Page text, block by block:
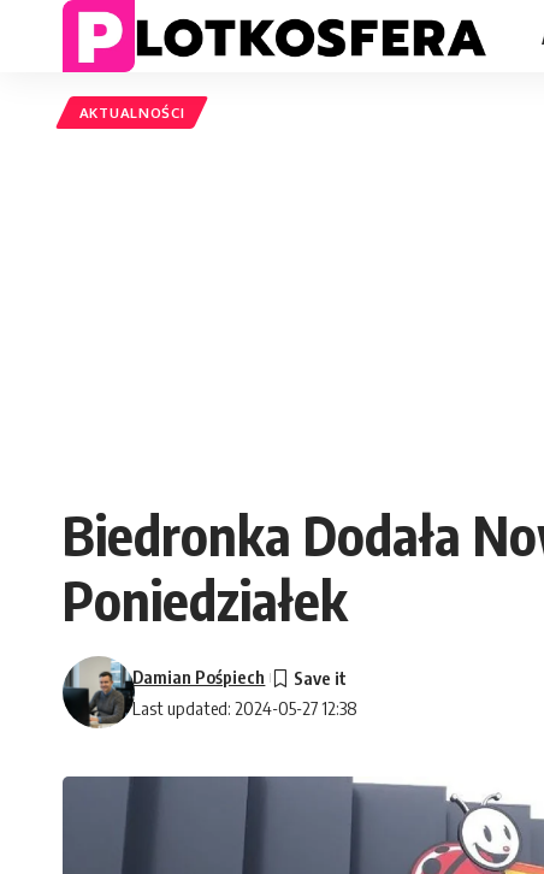
AKTUALNOŚCI
Biedronka Dodała
Poniedziałek
Last updated: 2024-05-27 12:38
Damian Pośpiech